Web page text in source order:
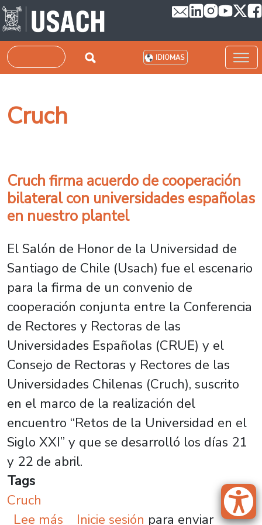
Pasar al contenido principal
Buscar IDIOMAS
Cruch
Cruch firma acuerdo de cooperación
bilateral con universidades españolas
en nuestro plantel
El Salón de Honor de la Universidad de
Santiago de Chile (Usach) fue el escenario
para la firma de un convenio de
cooperación conjunta entre la Conferencia
de Rectores y Rectoras de las
Universidades Españolas (CRUE) y el
Consejo de Rectoras y Rectores de las
Universidades Chilenas (Cruch), suscrito
en el marco de la realización del
encuentro “Retos de la Universidad en el
Siglo XXI” y que se desarrolló los días 21
y 22 de abril.
Tags
Cruch
Lee más sobre Cruch firma acuerdo de
Inicie sesión para enviar